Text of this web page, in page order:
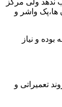
ندهد ولی مرکز
ها،پک واشر و
مقاله بوده و نیاز
تعمیراتی و